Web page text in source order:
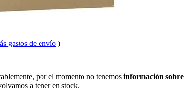
gastos de envío )
por el momento no tenemos información
a tener en stock.